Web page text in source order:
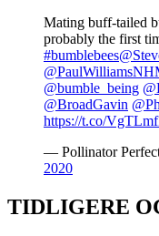
Mating buff-tailed
probably the first
#bumblebees
@bumble_being
@BroadGavin
https://t.co/
— Pollinator
2020
TIDLIGERE